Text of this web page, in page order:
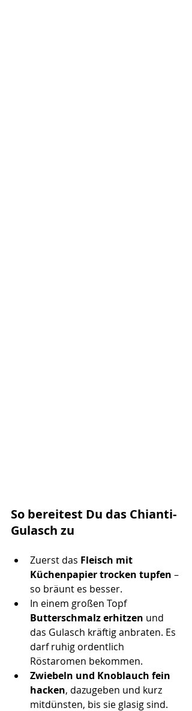
So bereitest Du das Chianti-
Gulasch zu
Zuerst das Fleisch mit
Küchenpapier trocken tupfen –
so bräunt es besser.
In einem großen Topf
Butterschmalz erhitzen und
das Gulasch kräftig anbraten. Es
darf ruhig ordentlich
Röstaromen bekommen.
Zwiebeln und Knoblauch fein
hacken, dazugeben und kurz
mitdünsten, bis sie glasig sind.